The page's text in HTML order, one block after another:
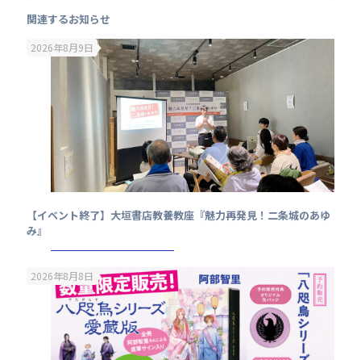
関連するお知らせ
2026年8月9日
【イベント終了】大垣書店教養教座『魅力再発見！二条城のあゆ
み』
2026年8月8日